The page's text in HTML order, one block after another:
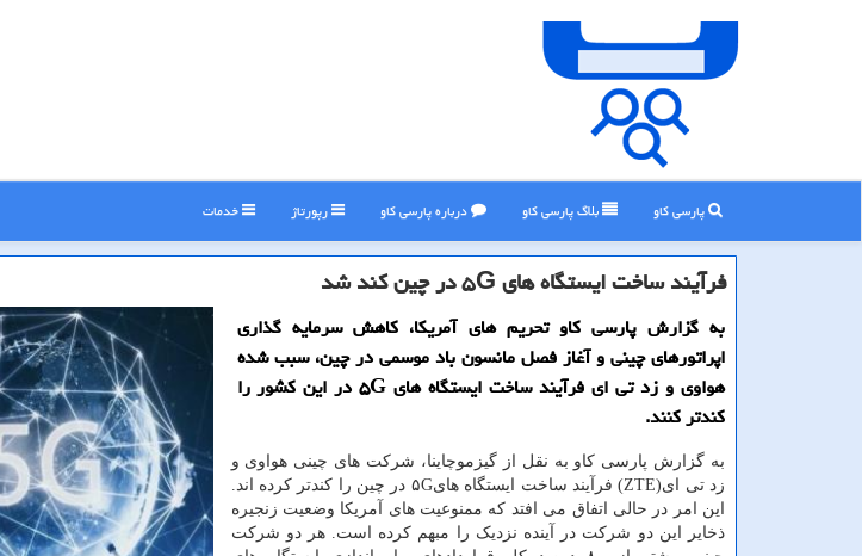
پارسی کاو بلاگ پارسی كاو درباره پارسی كاو رپورتاژ خدمات
فرآیند ساخت ایستگاه های ۵G در چین كند شد
به گزارش پارسی كاو تحریم های آمریكا، كاهش سرمایه گذاری
اپراتورهای چینی و آغاز فصل مانسون باد موسمی در چین، سبب شده
هواوی و زد تی ای فرآیند ساخت ایستگاه های ۵G در این كشور را
كندتر كنند.
به گزارش پارسی کاو به نقل از گیزموچاینا، شرکت های چینی هواوی و
زد تی ای(ZTE) فرآیند ساخت ایستگاه های۵G در چین را کندتر کرده اند.
این امر در حالی اتفاق می افتد که ممنوعیت های آمریکا وضعیت زنجیره
ذخایر این دو شرکت در آینده نزدیک را مبهم کرده است. هر دو شرکت